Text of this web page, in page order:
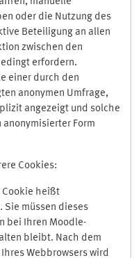
oder die Nutzung des
Beteiligung an allen
zwischen den
erfordern.
einer durch den
anonymen Umfrage,
angezeigt und solche
Form
Cookies:
Cookie heißt
Sie müssen dieses
bei Ihren Moodle-
bleibt. Nach dem
Webbrowsers wird